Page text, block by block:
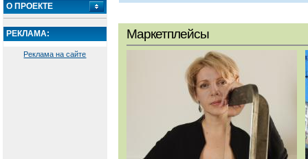
О ПРОЕКТЕ
РЕКЛАМА:
Реклама на сайте
Маркетплейсы